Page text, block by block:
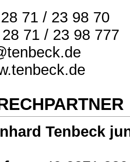
71 / 23 98 70
71 / 23 98 777
Tenbeck